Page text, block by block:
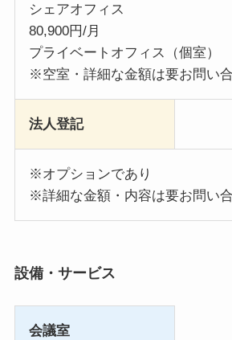
シェアオフィス
80,900円/月
プライベートオフィス（個室）
※空室・詳細な金額は要お問い
法人登記
※オプションであり
※詳細な金額・内容は要お問い
設備・サービス
会議室